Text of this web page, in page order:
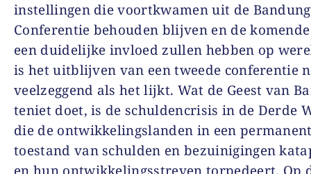
instellingen die voortkwamen uit de Bandung
Conferentie behouden blijven en de
een duidelijke invloed zullen hebben op
is het uitblijven van een tweede conferentie
veelzeggend als het lijkt. Wat de Geest van
teniet doet, is de schuldencrisis in de Derde
die de ontwikkelingslanden in een
toestand van schulden en bezuinigingen